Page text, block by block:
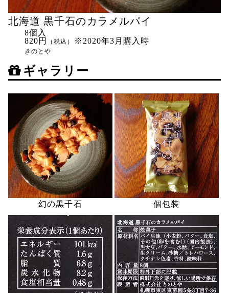
北海道 黒千石のカラメルパイ
8個入
820円
（税込） ※2020年3月購入時
きのとや
ギャラリー
幻の黒千石 個包装